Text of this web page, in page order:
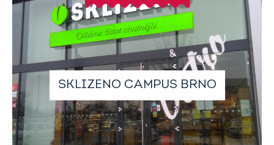
SKLIZENO CAMPUS BRNO